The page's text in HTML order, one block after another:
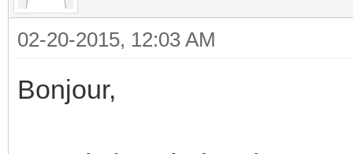
02-20-2015, 12:03 AM
Bonjour,